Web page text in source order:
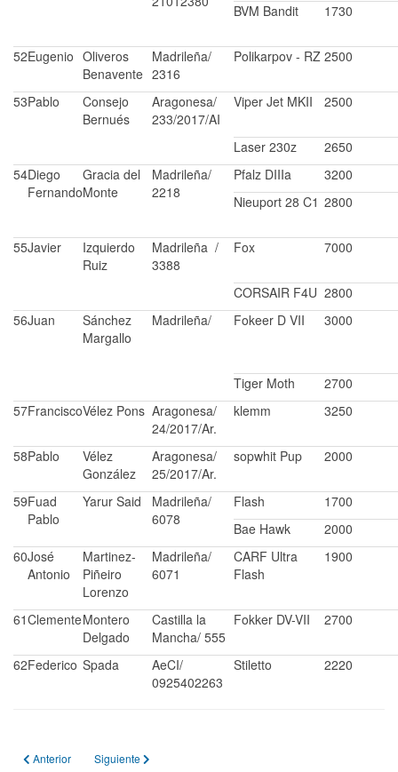
BVM Bandit 1730
52Eugenio Oliveros
Benavente
Madrileña/
2316
Polikarpov - RZ 2500
53Pablo
Consejo
Bernués
Aragonesa/
233/2017/AI
Viper Jet MKII 2500
Laser 230z
2650
54Diego
Fernando
Gracia del
Monte
Madrileña/
2218
Pfalz DIIIa
3200
Nieuport 28 C1 2800
55Javier
Izquierdo
Ruiz
Madrileña /
3388
Fox 7000
CORSAIR F4U 2800
56Juan
Sánchez
Margallo
Madrileña/ Fokeer D VII 3000
Tiger Moth
2700
57FranciscoVélez Pons Aragonesa/
24/2017/Ar.
klemm 3250
58Pablo
Vélez
González
Aragonesa/
25/2017/Ar.
sopwhit Pup 2000
59Fuad
Pablo
Yarur Said
Madrileña/
6078
Flash
1700
Bae Hawk
2000
60José
Antonio
Martinez-
Piñeiro
Lorenzo
Madrileña/
6071
CARF Ultra
Flash
1900
61ClementeMontero
Delgado
Castilla la
Mancha/ 555
Fokker DV-VII 2700
62Federico Spada
AeCI/
0925402263
Stiletto 2220
Artículo anterior: 16º Gran Escala Aragón 2019
Anterior Artículo siguiente: 14º Gran Escala Aragón 2017 (Teruel)
Siguiente